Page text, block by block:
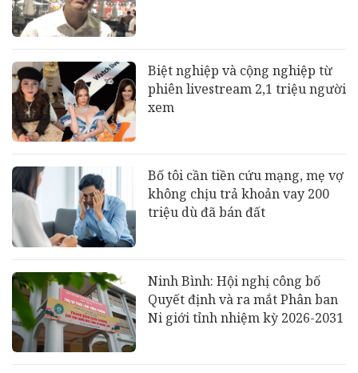
Biệt nghiệp và cộng nghiệp từ
phiên livestream 2,1 triệu người
xem
Bố tôi cần tiền cứu mạng, mẹ vợ
không chịu trả khoản vay 200
triệu dù đã bán đất
Ninh Bình: Hội nghị công bố
Quyết định và ra mắt Phân ban
Ni giới tỉnh nhiệm kỳ 2026-2031